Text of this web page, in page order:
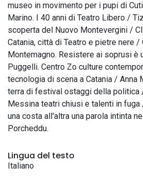
museo in movimento per i pupi di
Marino. I 40 anni di Teatro Libero /
scoperta del Nuovo Montevergini /
Catania, città di Teatro e pietre nere /
Montemagno. Resistere ai soprusi è
Puggelli. Centro Zo culture
tecnologia di scena a Catania / Anna
terra di festival ostaggi della politica
Messina teatri chiusi e talenti in fuga
una costa all'altra una parola intinta
Porcheddu.
Lingua del testo
Italiano